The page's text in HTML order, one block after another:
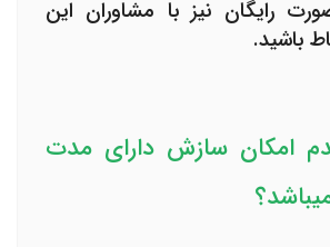
رایگان نیز با مشاوران این
باشید.
امکان سازش دارای مدت